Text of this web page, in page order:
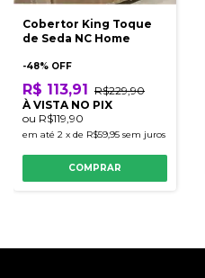
Cobertor King Toque
de Seda NC Home
-48% OFF
R$ 113,91
R$229,90
À VISTA NO PIX
ou R$119,90
em até 2 x de R$59,95 sem juros
COMPRAR